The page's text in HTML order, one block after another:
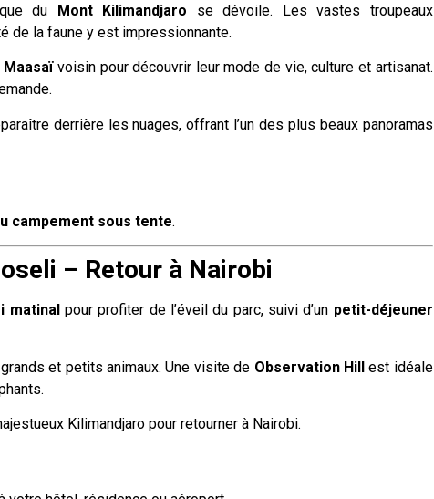
du Mont Kilimandjaro se dévoile. Les vastes troupeaux
de la faune y est impressionnante.
Maasaïvoisin pour découvrir leur mode de vie, culture et artisanat.
derrière les nuages, offrant l’un des plus beaux panoramas
campement sous tente.
– Retour à Nairobi
matinal pour profiter de l’éveil du parc, suivi d’un petit-déjeuner
et petits animaux. Une visite de Observation Hillest idéale
Kilimandjaro pour retourner à Nairobi.